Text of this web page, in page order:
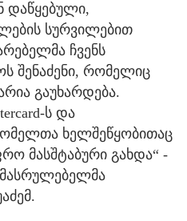
დაწყებული,
სურვილებით
ჩვენს
შენაძენი, რომელიც
გაუხარდება.
ს და
ხელშეწყობითაც
მასშტაბური გახდა“ -